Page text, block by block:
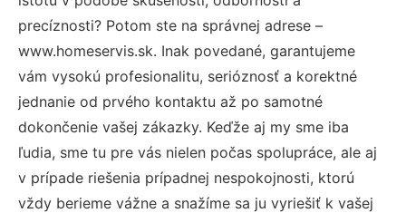
precíznosti? Potom ste na správnej adrese –
www.homeservis.sk. Inak povedané, garantujeme
vám vysokú profesionalitu, serióznosť a korektné
jednanie od prvého kontaktu až po samotné
dokončenie vašej zákazky. Keďže aj my sme iba
ľudia, sme tu pre vás nielen počas spolupráce, ale aj
v prípade riešenia prípadnej nespokojnosti, ktorú
vždy berieme vážne a snažíme sa ju vyriešiť k vašej